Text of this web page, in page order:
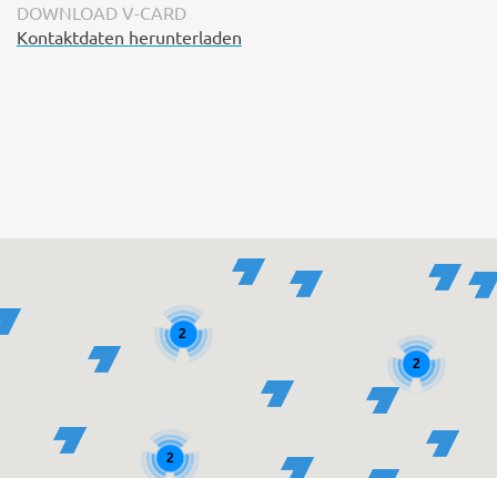
DOWNLOAD V-CARD
Kontaktdaten herunterladen
2
2
2